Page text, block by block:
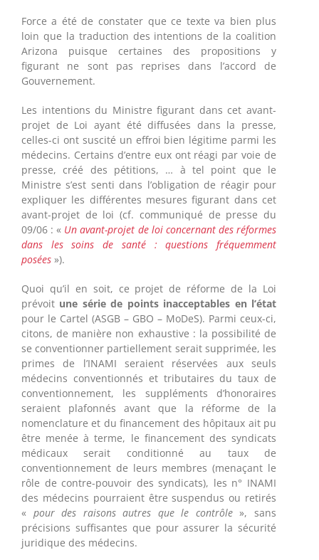
Force a été de constater que ce texte va bien plus
loin que la traduction des intentions de la coalition
Arizona puisque certaines des propositions y
figurant ne sont pas reprises dans l’accord de
Gouvernement.
Les intentions du Ministre figurant dans cet avant-
projet de Loi ayant été diffusées dans la presse,
celles-ci ont suscité un effroi bien légitime parmi les
médecins. Certains d’entre eux ont réagi par voie de
presse, créé des pétitions, … à tel point que le
Ministre s’est senti dans l’obligation de réagir pour
expliquer les différentes mesures figurant dans cet
avant-projet de loi (cf. communiqué de presse du
09/06 : « Un avant-projet de loi concernant des réformes
dans les soins de santé : questions fréquemment
posées»).
Quoi qu’il en soit, ce projet de réforme de la Loi
prévoit une série de points inacceptables en l’état
pour le Cartel (ASGB – GBO – MoDeS). Parmi ceux-ci,
citons, de manière non exhaustive : la possibilité de
se conventionner partiellement serait supprimée, les
primes de l’INAMI seraient réservées aux seuls
médecins conventionnés et tributaires du taux de
conventionnement, les suppléments d’honoraires
seraient plafonnés avant que la réforme de la
nomenclature et du financement des hôpitaux ait pu
être menée à terme, le financement des syndicats
médicaux serait conditionné au taux de
conventionnement de leurs membres (menaçant le
rôle de contre-pouvoir des syndicats), les n° INAMI
des médecins pourraient être suspendus ou retirés
« pour des raisons autres que le contrôle», sans
précisions suffisantes que pour assurer la sécurité
juridique des médecins.